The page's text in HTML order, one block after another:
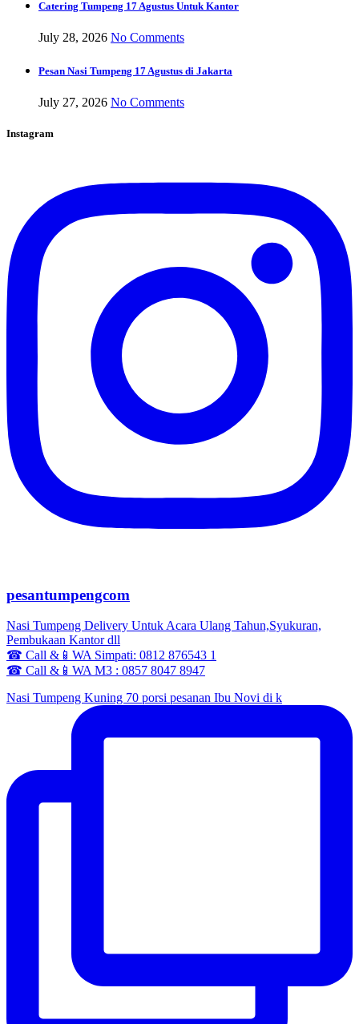
Catering Tumpeng 17 Agustus Untuk Kantor
July 28, 2026 No Comments
Pesan Nasi Tumpeng 17 Agustus di Jakarta
July 27, 2026 No Comments
Instagram
pesantumpengcom
Nasi Tumpeng Delivery Untuk Acara Ulang Tahun,Syukuran,
Pembukaan Kantor dll
☎ Call &📱WA Simpati: 0812 876543 1
☎ Call &📱WA M3 : 0857 8047 8947
Nasi Tumpeng Kuning 70 porsi pesanan Ibu Novi di k